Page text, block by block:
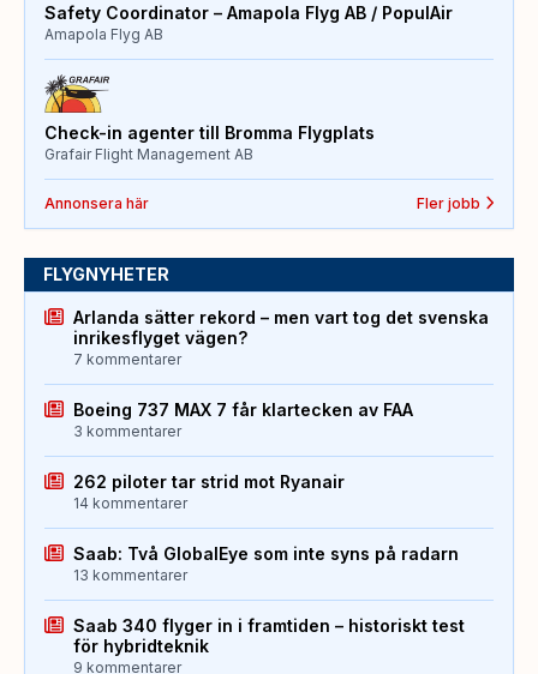
Safety Coordinator – Amapola Flyg AB / PopulAir
Amapola Flyg AB
Check-in agenter till Bromma Flygplats
Grafair Flight Management AB
Annonsera här Fler jobb
FLYGNYHETER
Arlanda sätter rekord – men vart tog det svenska
inrikesflyget vägen?
7 kommentarer
Boeing 737 MAX 7 får klartecken av FAA
3 kommentarer
262 piloter tar strid mot Ryanair
14 kommentarer
Saab: Två GlobalEye som inte syns på radarn
13 kommentarer
Saab 340 flyger in i framtiden – historiskt test
för hybridteknik
9 kommentarer